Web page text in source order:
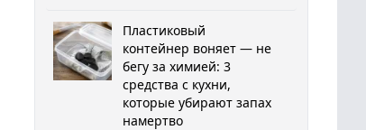
Пластиковый
контейнер воняет — не
бегу за химией: 3
средства с кухни,
которые убирают запах
намертво